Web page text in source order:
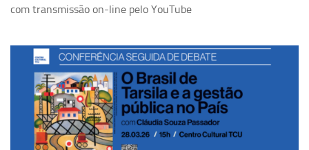
Institucional
Polo Ribeirão Preto
Equipe
Estrutura do polo
com transmissão on-line pelo YouTube